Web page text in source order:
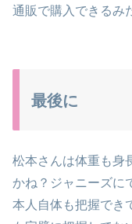
通販で購入できるみ
最後に
松本さんは体重も身
かね？ジャニーズに
本人自体も把握でき